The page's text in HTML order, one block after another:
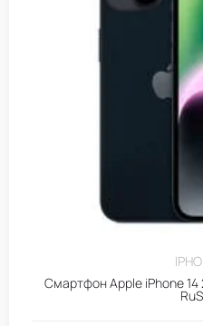
Смартфон Apple iPhone